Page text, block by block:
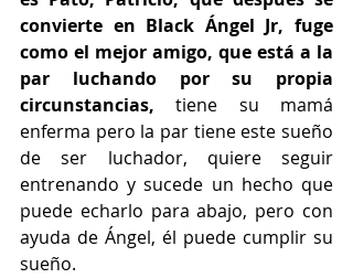
convierte en Black Ángel Jr, fuge
como el mejor amigo, que está a la
par luchando por su propia
circunstancias, tiene su mamá
enferma pero la par tiene este sueño
de ser luchador, quiere seguir
entrenando y sucede un hecho que
puede echarlo para abajo, pero con
ayuda de Ángel, él puede cumplir su
sueño.